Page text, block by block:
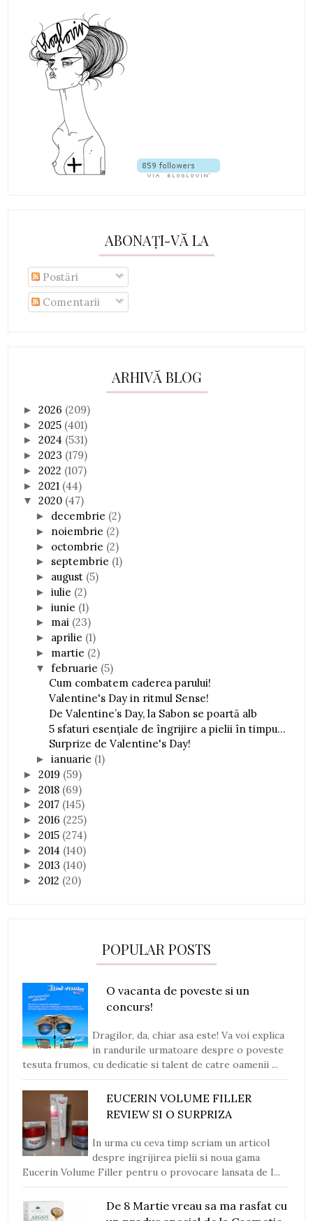
ABONAȚI-VĂ LA
Postări
Comentarii
ARHIVĂ BLOG
►2026 (209)
►2025 (401)
►2024 (531)
►2023 (179)
►2022 (107)
►2021 (44)
▼2020 (47)
► decembrie (2)
► noiembrie (2)
► octombrie (2)
► septembrie (1)
► august (5)
►iulie (2)
►iunie (1)
► mai (23)
► aprilie (1)
► martie (2)
▼februarie (5)
Cum combatem caderea parului!
Valentine's Day in ritmul Sense!
De Valentine’s Day, la Sabon se poartă alb
5 sfaturi esențiale de îngrijire a pielii în timpu...
Surprize de Valentine's Day!
►ianuarie (1)
►2019 (59)
►2018 (69)
►2017 (145)
►2016 (225)
►2015 (274)
►2014 (140)
►2013 (140)
►2012 (20)
POPULAR POSTS
O vacanta de poveste si un
concurs!
Dragilor, da, chiar asa este! Va voi explica
in randurile urmatoare despre o poveste
tesuta frumos, cu dedicatie si talent de catre oamenii ...
EUCERIN VOLUME FILLER
REVIEW SI O SURPRIZA
In urma cu ceva timp scriam un articol
despre ingrijirea pielii si noua gama
Eucerin Volume Filler pentru o provocare lansata de I...
De 8 Martie vreau sa ma rasfat cu